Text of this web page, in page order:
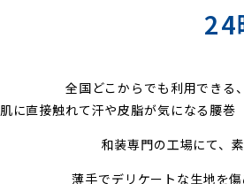
24
全国どこからでも利用できる
肌に直接触れて汗や皮脂が気になる腰巻
和装専門の工場にて、
薄手でデリケートな生地を